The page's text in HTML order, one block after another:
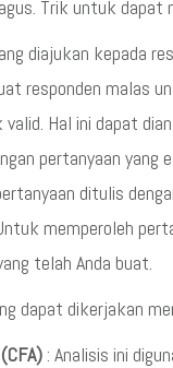
Trik untuk
diajukan kepada
responden malas
Hal ini dapat
pertanyaan
ditulis
memperoleh
telah Anda buat.
dapat dikerjakan
: Analisis ini